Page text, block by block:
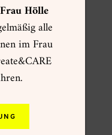
Frau Hölle
alle
im Frau